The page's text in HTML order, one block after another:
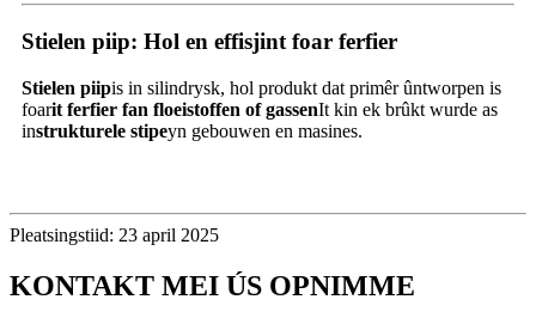
Stielen piip: Hol en effisjint foar ferfier
Stielen piipis in silindrysk, hol produkt dat primêr ûntworpen is
foarit ferfier fan floeistoffen of gassenIt kin ek brûkt wurde as
instrukturele stipeyn gebouwen en masines.
Pleatsingstiid: 23 april 2025
KONTAKT MEI ÚS OPNIMME